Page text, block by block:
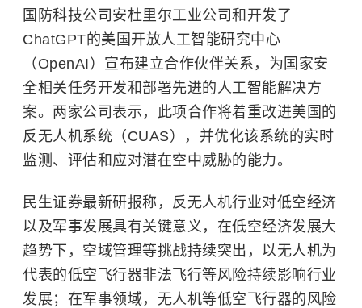
国防科技公司安杜里尔工业公司和开发了
ChatGPT的美国开放人工智能研究中心
（OpenAI）宣布建立合作伙伴关系，为国家安
全相关任务开发和部署先进的人工智能解决方
案。两家公司表示，此项合作将着重改进美国的
反无人机系统（CUAS），并优化该系统的实时
监测、评估和应对潜在空中威胁的能力。
民生证券最新研报称，反无人机行业对低空经济
以及军事发展具有关键意义，在低空经济发展大
趋势下，空域管理等挑战持续突出，以无人机为
代表的低空飞行器非法飞行等风险持续影响行业
发展；在军事领域，无人机等低空飞行器的风险